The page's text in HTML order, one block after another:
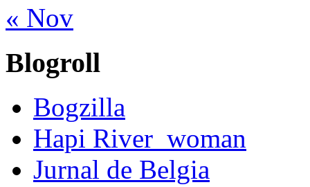
« Nov
Blogroll
Bogzilla
Hapi River_woman
Jurnal de Belgia